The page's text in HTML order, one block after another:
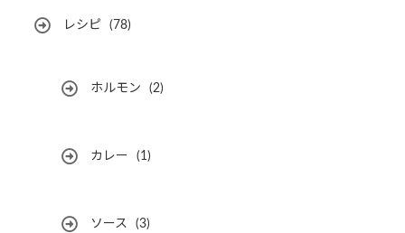
レシピ (78)
ホルモン (2)
カレー (1)
ソース (3)